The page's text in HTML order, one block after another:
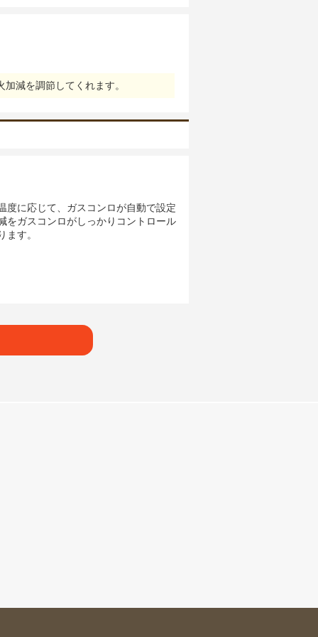
減を調節してくれます。
度に応じて、ガスコンロが自動で設定
をガスコンロがしっかりコントロール
す。